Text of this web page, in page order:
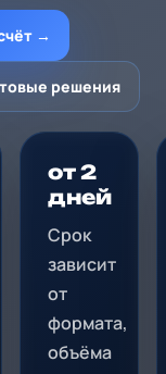
→
решения
от 2
дней
Срок
зависит
от
формата,
объёма